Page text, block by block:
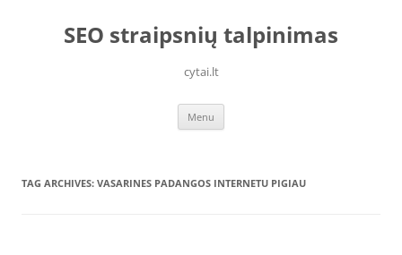
contentSEO straipsnių talpinimas
cytai.lt
Menu
TAG ARCHIVES: VASARINES PADANGOS INTERNETU PIGIAU